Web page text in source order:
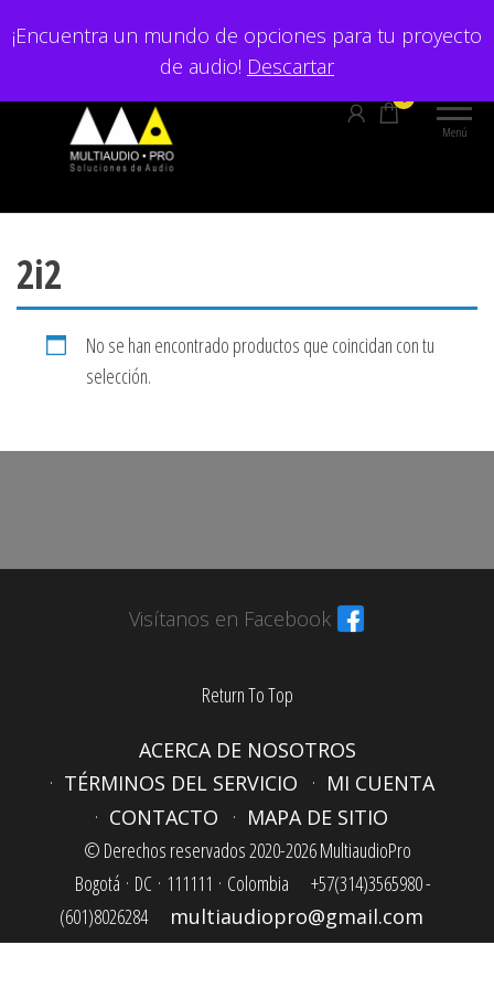
al¡Encuentra un mundo de opciones para tu proyecto
de audio! Descartar
Menú
0
2i2
No se han encontrado productos que coincidan con tu
selección.
Visítanos en Facebook
Return To Top
ACERCA DE NOSOTROS
TÉRMINOS DEL SERVICIO
MI CUENTA
CONTACTO
MAPA DE SITIO
© Derechos reservados 2020-2026 MultiaudioPro
Bogotá · DC · 111111 · Colombia
+57(314)3565980 -
(601)8026284
multiaudiopro@gmail.com